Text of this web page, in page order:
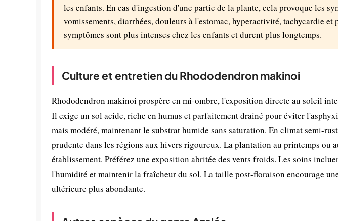
les enfants. En cas d'ingestion d'une partie de la plante, cela provoque les
vomissements, diarrhées, douleurs à l'estomac, hyperactivité, tachycardie et
symptômes sont plus intenses chez les enfants et durent plus longtemps.
Culture et entretien du Rhododendron makinoi
Rhododendron makinoi prospère en mi-ombre, l'exposition directe au soleil
Il exige un sol acide, riche en humus et parfaitement drainé pour éviter
mais modéré, maintenant le substrat humide sans saturation. En climat semi-
prudente dans les régions aux hivers rigoureux. La plantation au printemps ou
établissement. Préférez une exposition abritée des vents froids. Les soins
l'humidité et maintenir la fraîcheur du sol. La taille post-floraison encourage
ultérieure plus abondante.